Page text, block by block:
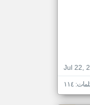
Jul 22,
١١٤